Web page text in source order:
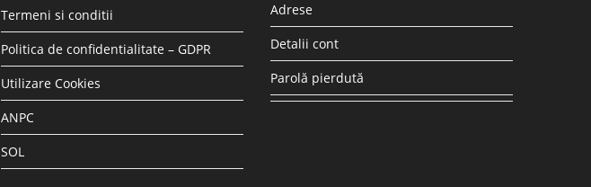
Termeni si conditii
Politica de confidentialitate – GDPR
Utilizare Cookies
ANPC
SOL
Adrese
Detalii cont
Parolă pierdută